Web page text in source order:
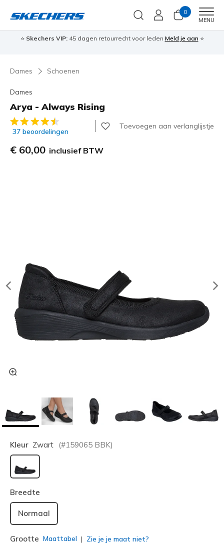
0
MENU
⭐ Skechers VIP:45 dagen retourrecht voor leden Meld je aan ⭐
Dames Schoenen
Dames
Arya - Always Rising
4,7 van de 5 klantbeoordelingen
37 beoordelingen
Toevoegen aan verlanglijstje
€ 60,00 inclusief BTW
Kleur Zwart (#159065 BBK)
geselecteerd
Breedte
Normaal
Grootte Maattabel Zie je je maat niet?